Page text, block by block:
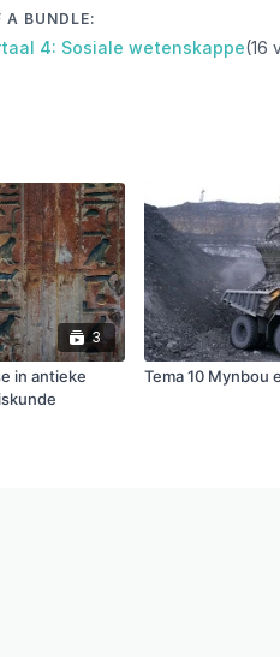
A BUNDLE:
4: Sosiale wetenskappe(16
3
in antieke
Tema 10 Mynbou